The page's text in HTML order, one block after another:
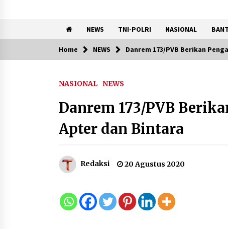
NEWS TNI-POLRI NASIONAL
Trending Now
Kemenkum Malut Perkuat
melalui Pendalaman Materi
Penyusunan Produk Hukum
Daerah
Kemnaker Siapkan Regulasi
Dunia Kerja Modern
7 Agustus 2026
Home NEWS Danrem 173/PVB Berikan
NASIONAL NEWS
Danrem 173/PVB
Apter dan Bintara
Redaksi 20 Agustus 2020